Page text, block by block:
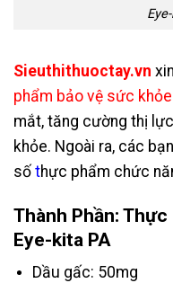
Sieuthithuoctay.vn xin
phẩm bảo vệ sức
mắt, tăng cường thị
khỏe. Ngoài ra, các
số thực phẩm chức
Thành Phần: Thực
Eye-kita PA
Dầu gấc: 50mg